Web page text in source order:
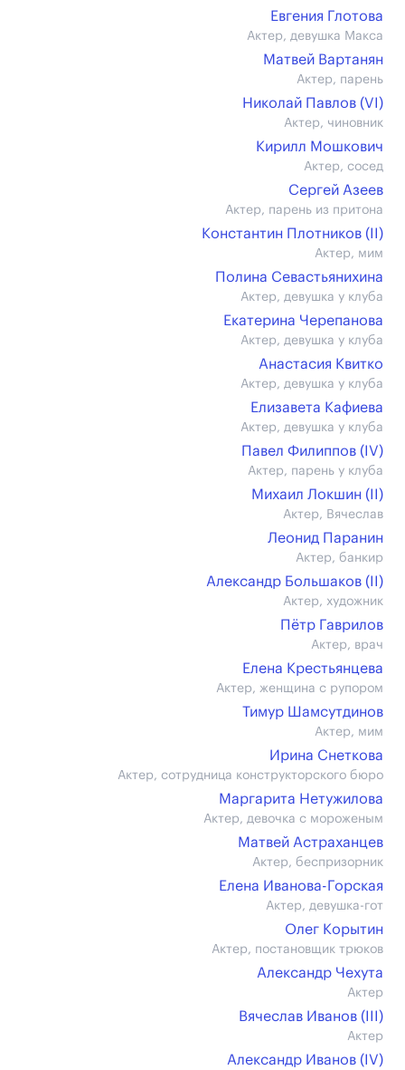
Евгения Глотова
Актер, девушка Макса
Матвей Вартанян
Актер, парень
Николай Павлов (VI)
Актер, чиновник
Кирилл Мошкович
Актер, сосед
Сергей Азеев
Актер, парень из притона
Константин Плотников (II)
Актер, мим
Полина Севастьянихина
Актер, девушка у клуба
Екатерина Черепанова
Актер, девушка у клуба
Анастасия Квитко
Актер, девушка у клуба
Елизавета Кафиева
Актер, девушка у клуба
Павел Филиппов (IV)
Актер, парень у клуба
Михаил Локшин (II)
Актер, Вячеслав
Леонид Паранин
Актер, банкир
Александр Большаков (II)
Актер, художник
Пётр Гаврилов
Актер, врач
Елена Крестьянцева
Актер, женщина с рупором
Тимур Шамсутдинов
Актер, мим
Ирина Снеткова
Актер, сотрудница конструкторского бюро
Маргарита Нетужилова
Актер, девочка с мороженым
Матвей Астраханцев
Актер, беспризорник
Елена Иванова-Горская
Актер, девушка-гот
Олег Корытин
Актер, постановщик трюков
Александр Чехута
Актер
Вячеслав Иванов (III)
Актер
Александр Иванов (IV)